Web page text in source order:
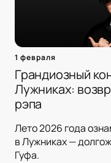
1 февраля
Грандиозный
Лужниках:
рэпа
Лето 2026 года
в Лужниках —
Гуфа.